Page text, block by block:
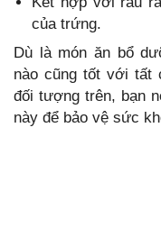
của trứng.
Dù là món ăn bổ
nào cũng tốt với tất
đối tượng trên, bạn
này để bảo vệ sức